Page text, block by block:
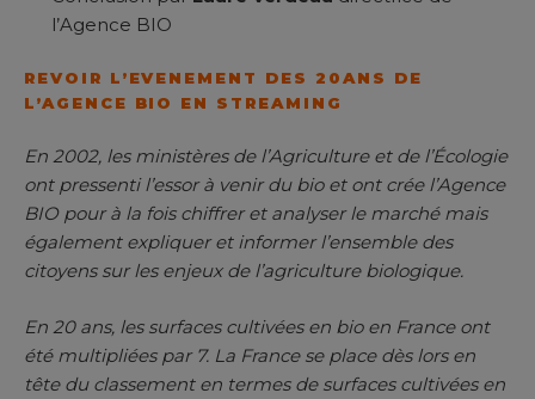
l’Agence BIO
REVOIR L’EVENEMENT DES 20ANS DE
L’AGENCE BIO EN STREAMING
En 2002, les ministères de l’Agriculture et de l’Écologie
ont pressenti l’essor à venir du bio et ont crée l’Agence
BIO pour à la fois chiffrer et analyser le marché mais
également expliquer et informer l’ensemble des
citoyens sur les enjeux de l’agriculture biologique.
En 20 ans, les surfaces cultivées en bio en France ont
été multipliées par 7. La France se place dès lors en
tête du classement en termes de surfaces cultivées en